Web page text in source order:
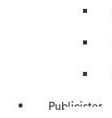
Publicister